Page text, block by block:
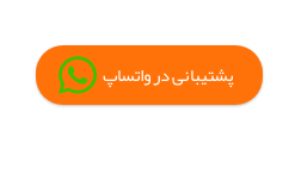
پشتیبانی در واتساپ